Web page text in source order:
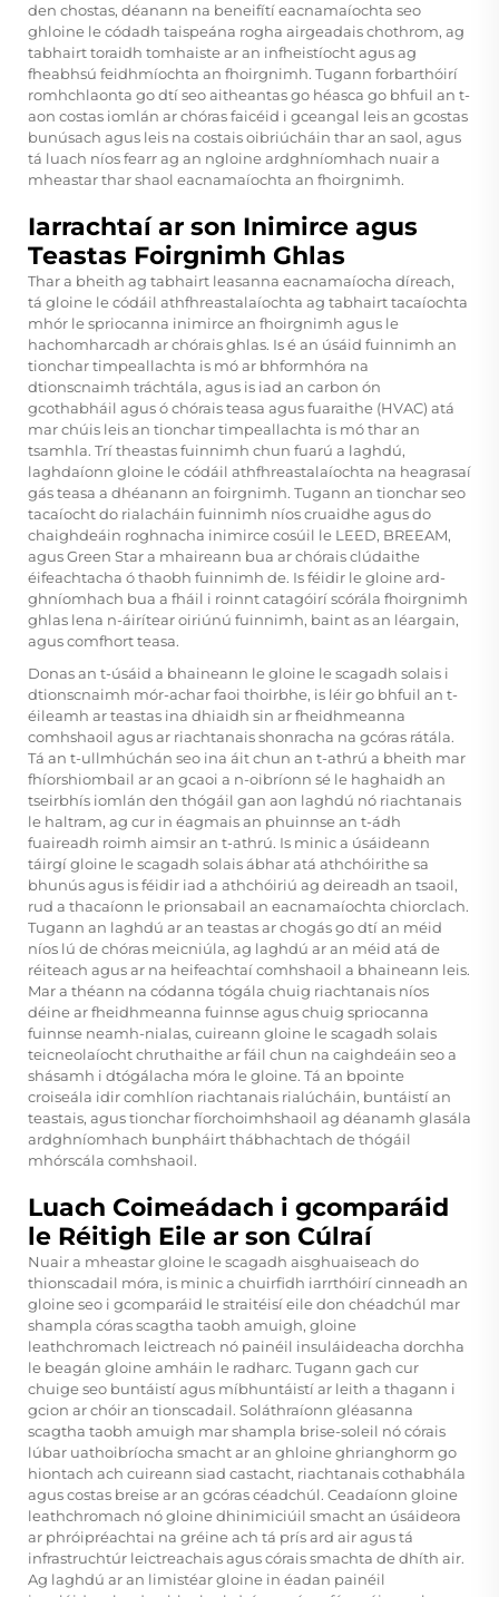
den chostas, déanann na beneifítí eacnamaíochta seo
ghloine le códadh taispeána rogha airgeadais chothrom, ag
tabhairt toraidh tomhaiste ar an infheistíocht agus ag
fheabhsú feidhmíochta an fhoirgnimh. Tugann forbarthóirí
romhchlaonta go dtí seo aitheantas go héasca go bhfuil an t-
aon costas iomlán ar chóras faicéid i gceangal leis an gcostas
bunúsach agus leis na costais oibriúcháin thar an saol, agus
tá luach níos fearr ag an ngloine ardghníomhach nuair a
mheastar thar shaol eacnamaíochta an fhoirgnimh.
Iarrachtaí ar son Inimirce agus
Teastas Foirgnimh Ghlas
Thar a bheith ag tabhairt leasanna eacnamaíocha díreach,
tá gloine le códáil athfhreastalaíochta ag tabhairt tacaíochta
mhór le spriocanna inimirce an fhoirgnimh agus le
hachomharcadh ar chórais ghlas. Is é an úsáid fuinnimh an
tionchar timpeallachta is mó ar bhformhóra na
dtionscnaimh tráchtála, agus is iad an carbon ón
gcothabháil agus ó chórais teasa agus fuaraithe (HVAC) atá
mar chúis leis an tionchar timpeallachta is mó thar an
tsamhla. Trí theastas fuinnimh chun fuarú a laghdú,
laghdaíonn gloine le códáil athfhreastalaíochta na heagrasaí
gás teasa a dhéanann an foirgnimh. Tugann an tionchar seo
tacaíocht do rialacháin fuinnimh níos cruaidhe agus do
chaighdeáin roghnacha inimirce cosúil le LEED, BREEAM,
agus Green Star a mhaireann bua ar chórais clúdaithe
éifeachtacha ó thaobh fuinnimh de. Is féidir le gloine ard-
ghníomhach bua a fháil i roinnt catagóirí scórála fhoirgnimh
ghlas lena n-áirítear oiriúnú fuinnimh, baint as an léargain,
agus comfhort teasa.
Donas an t-úsáid a bhaineann le gloine le scagadh solais i
dtionscnaimh mór-achar faoi thoirbhe, is léir go bhfuil an t-
éileamh ar teastas ina dhiaidh sin ar fheidhmeanna
comhshaoil agus ar riachtanais shonracha na gcóras rátála.
Tá an t-ullmhúchán seo ina áit chun an t-athrú a bheith mar
fhíorshiombail ar an gcaoi a n-oibríonn sé le haghaidh an
tseirbhís iomlán den thógáil gan aon laghdú nó riachtanais
le haltram, ag cur in éagmais an phuinnse an t-ádh
fuaireadh roimh aimsir an t-athrú. Is minic a úsáideann
táirgí gloine le scagadh solais ábhar atá athchóirithe sa
bhunús agus is féidir iad a athchóiriú ag deireadh an tsaoil,
rud a thacaíonn le prionsabail an eacnamaíochta chiorclach.
Tugann an laghdú ar an teastas ar chogás go dtí an méid
níos lú de chóras meicniúla, ag laghdú ar an méid atá de
réiteach agus ar na heifeachtaí comhshaoil a bhaineann leis.
Mar a théann na códanna tógála chuig riachtanais níos
déine ar fheidhmeanna fuinnse agus chuig spriocanna
fuinnse neamh-nialas, cuireann gloine le scagadh solais
teicneolaíocht chruthaithe ar fáil chun na caighdeáin seo a
shásamh i dtógálacha móra le gloine. Tá an bpointe
croiseála idir comhlíon riachtanais rialúcháin, buntáistí an
teastais, agus tionchar fíorchoimhshaoil ag déanamh glasála
ardghníomhach bunpháirt thábhachtach de thógáil
mhórscála comhshaoil.
Luach Coimeádach i gcomparáid
le Réitigh Eile ar son Cúlraí
Nuair a mheastar gloine le scagadh aisghuaiseach do
thionscadail móra, is minic a chuirfidh iarrthóirí cinneadh an
gloine seo i gcomparáid le straitéisí eile don chéadchúl mar
shampla córas scagtha taobh amuigh, gloine
leathchromach leictreach nó painéil insuláideacha dorchha
le beagán gloine amháin le radharc. Tugann gach cur
chuige seo buntáistí agus míbhuntáistí ar leith a thagann i
gcion ar chóir an tionscadail. Soláthraíonn gléasanna
scagtha taobh amuigh mar shampla brise-soleil nó córais
lúbar uathoibríocha smacht ar an ghloine ghrianghorm go
hiontach ach cuireann siad castacht, riachtanais cothabhála
agus costas breise ar an gcóras céadchúl. Ceadaíonn gloine
leathchromach nó gloine dhinimiciúil smacht an úsáideora
ar phróipréachtai na gréine ach tá prís ard air agus tá
infrastruchtúr leictreachais agus córais smachta de dhíth air.
Ag laghdú ar an limistéar gloine in éadan painéil